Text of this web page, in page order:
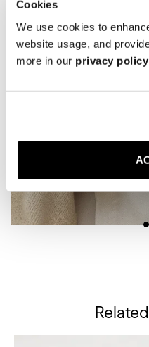
Cookies
We use cookies to
website usage, and
more in our privacy policy